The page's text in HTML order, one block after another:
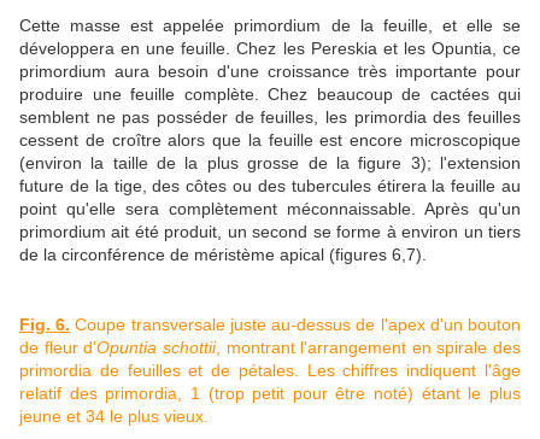
Cette masse est appelée primordium de la feuille, et elle se
développera en une feuille. Chez les Pereskia et les Opuntia, ce
primordium aura besoin d'une croissance très importante pour
produire une feuille complète. Chez beaucoup de cactées qui
semblent ne pas posséder de feuilles, les primordia des feuilles
cessent de croître alors que la feuille est encore microscopique
(environ la taille de la plus grosse de la figure 3); l'extension
future de la tige, des côtes ou des tubercules étirera la feuille au
point qu'elle sera complètement méconnaissable. Après qu'un
primordium ait été produit, un second se forme à environ un tiers
de la circonférence de méristème apical (figures 6,7).
Fig. 6. Coupe transversale juste au-dessus de l'apex d'un bouton
de fleur d'Opuntia schottii, montrant l'arrangement en spirale des
primordia de feuilles et de pétales. Les chiffres indiquent l'âge
relatif des primordia, 1 (trop petit pour être noté) étant le plus
jeune et 34 le plus vieux.